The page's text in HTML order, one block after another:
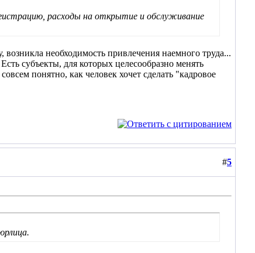
расходы на открытие и обслуживание
необходимость привлечения наемного труда...
субъекты, для которых целесообразно менять
понятно, как человек хочет сделать "кадровое
#5